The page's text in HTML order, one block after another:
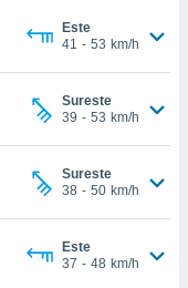
Este
41 - 53 km/h
Sureste
39 - 53 km/h
Sureste
38 - 50 km/h
Este
37 - 48 km/h